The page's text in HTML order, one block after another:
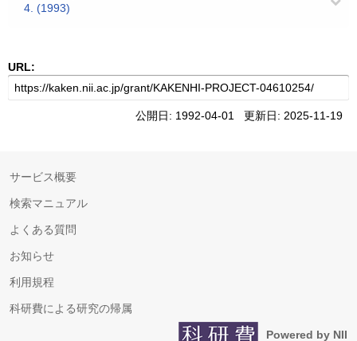
4. (1993)
URL:
公開日: 1992-04-01 更新日: 2025-11-19
サービス概要
検索マニュアル
よくある質問
お知らせ
利用規程
科研費による研究の帰属
Powered by NII